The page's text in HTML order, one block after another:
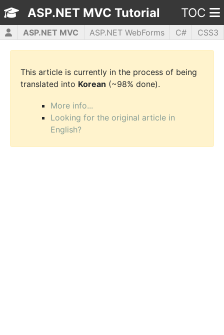
ASP.NET MVC Tutorial TOC
ASP.NET MVC ASP.NET WebForms C#
CSS3
HTML5
JavaScript jQuery PHP5 WPF
This article is currently in the process of being
translated into Korean (~98% done).
More info...
Looking for the original article in
English?